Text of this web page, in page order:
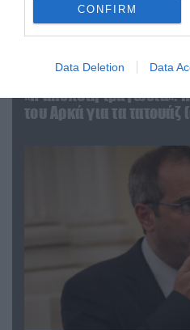
CONFIRM
Data Deletion Data
08.08.2026 | 09:02
«Η απόλυτη τραγωδία»:
του Αρκά για τα